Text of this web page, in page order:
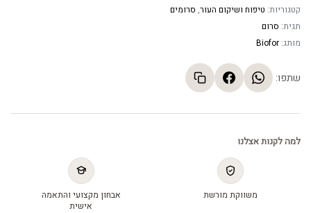
קטגוריות: טיפוח ושיקום העור, סרומים
תגית: סרום
מותג: Biofor
שתפו:
למה לקנות אצלנו
משווקת מורשת
אבחון מקצועי והתאמה
אישית